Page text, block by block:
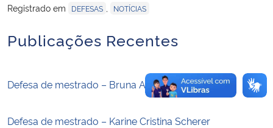
Advocacia-Geral da União
Banco Central do Brasil
Registrado em
DEFESAS NOTÍCIAS
Publicações Recentes
Defesa de mestrado – Bruna Altevogt Libino
Defesa de mestrado – Karine Cristina Scherer